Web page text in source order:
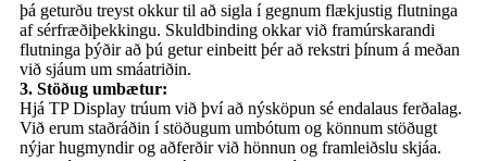
þá geturðu treyst okkur til að sigla í gegnum flækjustig flutninga
af sérfræðiþekkingu. Skuldbinding okkar við framúrskarandi
flutninga þýðir að þú getur einbeitt þér að rekstri þínum á meðan
við sjáum um smáatriðin.
3. Stöðug umbætur:
Hjá TP Display trúum við því að nýsköpun sé endalaus ferðalag.
Við erum staðráðin í stöðugum umbótum og könnum stöðugt
nýjar hugmyndir og aðferðir við hönnun og framleiðslu skjáa.